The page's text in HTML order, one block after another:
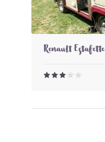
Renault Estafette